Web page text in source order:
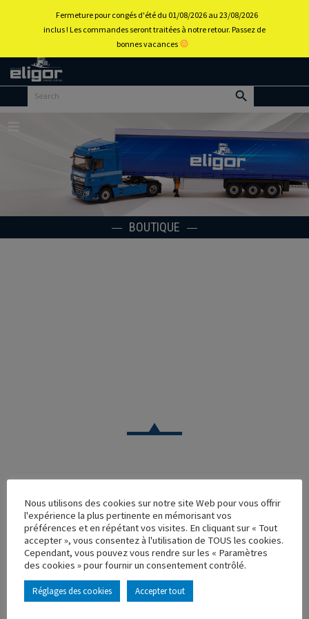
Retour
BOUTIQUE
CAMION
RENAULT R350 GELT SURGELES
Réf. : 110363
Rupture de stock
Caractéristique principales :
Nous utilisons des cookies sur notre site Web pour vous offrir
l'expérience la plus pertinente en mémorisant vos
préférences et en répétant vos visites. En cliquant sur « Tout
accepter », vous consentez à l'utilisation de TOUS les cookies.
Cependant, vous pouvez vous rendre sur les « Paramètres
des cookies » pour fournir un consentement contrôlé.
Réglages des cookies Accepter tout
Fermeture pour congés d'été du 01/08/2026 au 23/08/2026
inclus ! Les commandes seront traitées à notre retour. Passez de
bonnes vacances